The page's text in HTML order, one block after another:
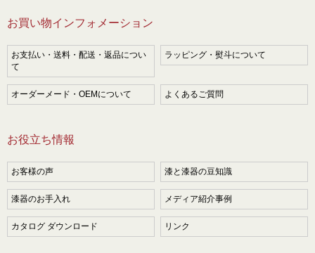
お買い物インフォメーション
お支払い・送料・配送・返品につい
て
ラッピング・熨斗について
オーダーメード・OEMについて よくあるご質問
お役立ち情報
お客様の声 漆と漆器の豆知識
漆器のお手入れ メディア紹介事例
カタログ ダウンロード リンク